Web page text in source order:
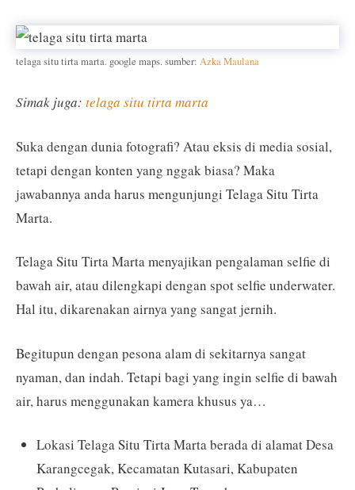
telaga situ tirta marta. google maps. sumber: Azka Maulana
Simak juga: telaga situ tirta marta
Suka dengan dunia fotografi? Atau eksis di media sosial,
tetapi dengan konten yang nggak biasa? Maka
jawabannya anda harus mengunjungi Telaga Situ Tirta
Marta.
Telaga Situ Tirta Marta menyajikan pengalaman selfie di
bawah air, atau dilengkapi dengan spot selfie underwater.
Hal itu, dikarenakan airnya yang sangat jernih.
Begitupun dengan pesona alam di sekitarnya sangat
nyaman, dan indah. Tetapi bagi yang ingin selfie di bawah
air, harus menggunakan kamera khusus ya…
Lokasi Telaga Situ Tirta Marta berada di alamat Desa
Karangcegak, Kecamatan Kutasari, Kabupaten